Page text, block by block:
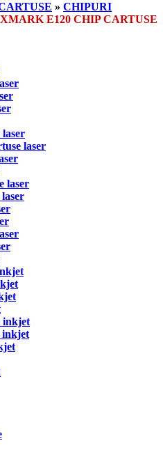
» CHIPURI
E120 CHIP CARTUSE
laser
laser
inkjet
inkjet